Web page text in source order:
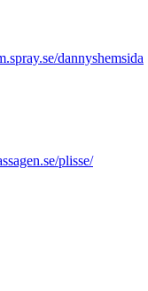
dannyshemsida
plisse/